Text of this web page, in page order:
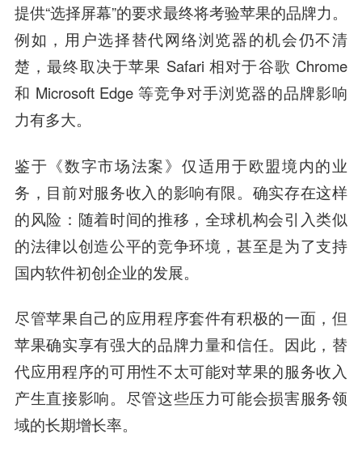
提供“选择屏幕”的要求最终将考验苹果的品牌力。
例如，用户选择替代网络浏览器的机会仍不清
楚，最终取决于苹果 Safari 相对于谷歌 Chrome
和 Microsoft Edge 等竞争对手浏览器的品牌影响
力有多大。
鉴于《数字市场法案》仅适用于欧盟境内的业
务，目前对服务收入的影响有限。确实存在这样
的风险：随着时间的推移，全球机构会引入类似
的法律以创造公平的竞争环境，甚至是为了支持
国内软件初创企业的发展。
尽管苹果自己的应用程序套件有积极的一面，但
苹果确实享有强大的品牌力量和信任。因此，替
代应用程序的可用性不太可能对苹果的服务收入
产生直接影响。尽管这些压力可能会损害服务领
域的长期增长率。